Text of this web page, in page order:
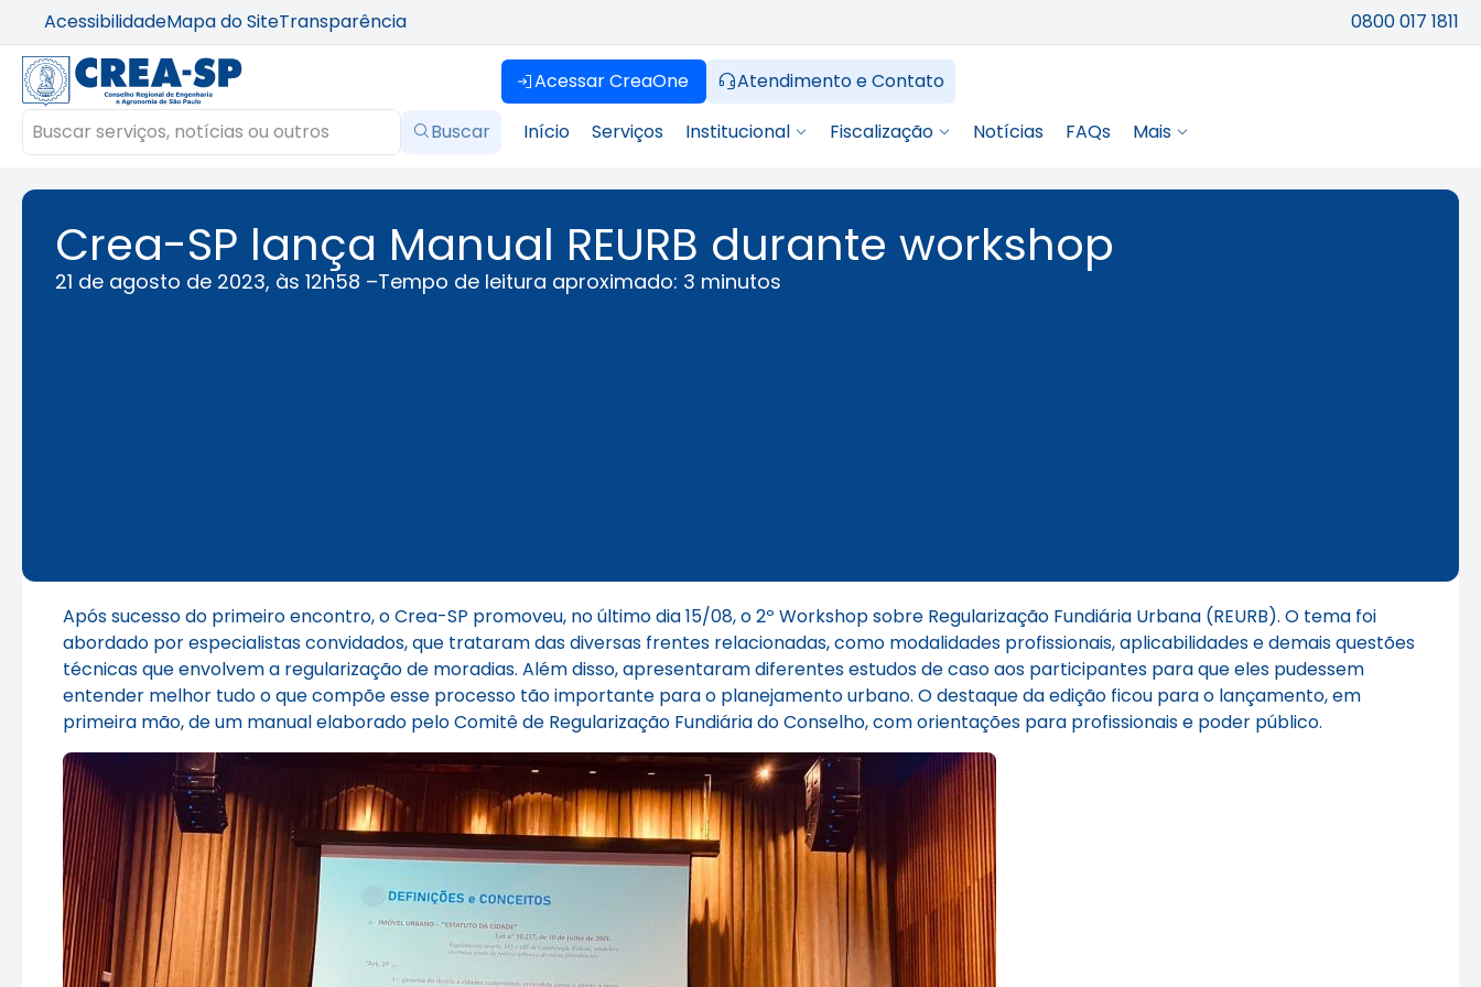
AcessibilidadeMapa do SiteTransparência 0800 017 1811
Acessar CreaOne
Atendimento e Contato
Buscar
Início Serviços Institucional Fiscalização Notícias FAQs Mais
Crea-SP lança Manual REURB durante workshop
21 de agosto de 2023, às 12h58 –Tempo de leitura aproximado: 3 minutos
Após sucesso do primeiro encontro, o Crea-SP promoveu, no último dia 15/08, o 2º Workshop sobre Regularização Fundiária Urbana (REURB). O tema foi
abordado por especialistas convidados, que trataram das diversas frentes relacionadas, como modalidades profissionais, aplicabilidades e demais questões
técnicas que envolvem a regularização de moradias. Além disso, apresentaram diferentes estudos de caso aos participantes para que eles pudessem
entender melhor tudo o que compõe esse processo tão importante para o planejamento urbano. O destaque da edição ficou para o lançamento, em
primeira mão, de um manual elaborado pelo Comitê de Regularização Fundiária do Conselho, com orientações para profissionais e poder público.